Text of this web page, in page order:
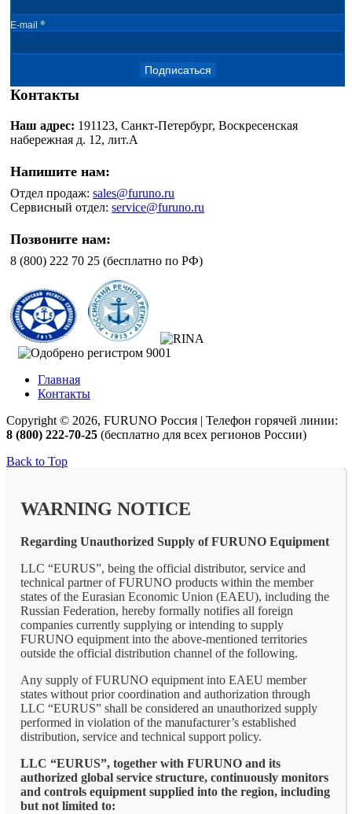
E-mail *
Подписаться
Контакты
Наш адрес: 191123, Санкт-Петербург, Воскресенская
набережная д. 12, лит.А
Напишите нам:
Отдел продаж:sales@furuno.ru
Сервисный отдел:service@furuno.ru
Позвоните нам:
8 (800) 222 70 25 (бесплатно по РФ)
Главная
Контакты
Copyright © 2026, FURUNO Россия | Телефон горячей линии:
8 (800) 222-70-25 (бесплатно для всех регионов России)
Back to Top
WARNING NOTICE
Regarding Unauthorized Supply of FURUNO Equipment
LLC “EURUS”, being the official distributor, service and
technical partner of FURUNO products within the member
states of the Eurasian Economic Union (EAEU), including the
Russian Federation, hereby formally notifies all foreign
companies currently supplying or intending to supply
FURUNO equipment into the above-mentioned territories
outside the official distribution channel of the following.
Any supply of FURUNO equipment into EAEU member
states without prior coordination and authorization through
LLC “EURUS” shall be considered an unauthorized supply
performed in violation of the manufacturer’s established
distribution, service and technical support policy.
LLC “EURUS”, together with FURUNO and its
authorized global service structure, continuously monitors
and controls equipment supplied into the region, including
but not limited to: